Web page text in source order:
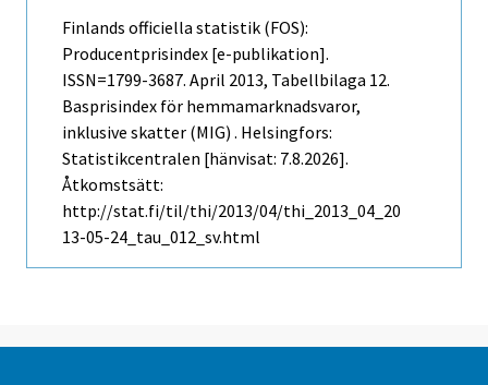
Finlands officiella statistik (FOS):
Producentprisindex [e-publikation].
ISSN=1799-3687. April 2013, Tabellbilaga 12.
Basprisindex för hemmamarknadsvaror,
inklusive skatter (MIG) . Helsingfors:
Statistikcentralen [hänvisat: 7.8.2026].
Åtkomstsätt:
http://stat.fi/til/thi/2013/04/thi_2013_04_20
13-05-24_tau_012_sv.html